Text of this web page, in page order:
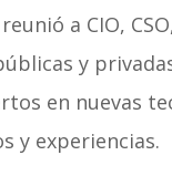
a CIO,
y
en nuevas
y experiencias.